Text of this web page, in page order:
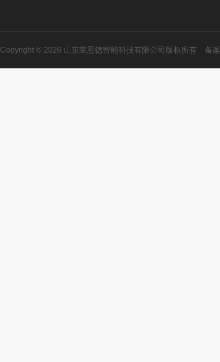
Copyright © 2026 山东莱恩德智能科技有限公司版权所有 备